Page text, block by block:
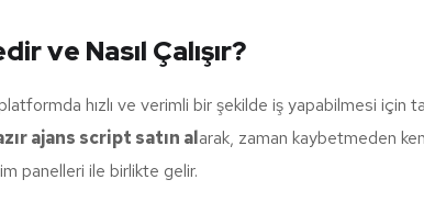
ve Nasıl Çalışır?
hızlı ve verimli bir şekilde iş yapabilmesi için
ajans script satın alarak, zaman kaybetmeden
panelleri ile birlikte gelir.